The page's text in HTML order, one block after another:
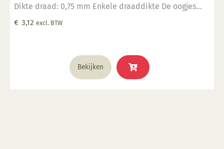
Dikte draad: 0,75 mm Enkele draaddikte De oogjes
zijn hittebestendig tot 1400°C Geschikt om in klei te
€ 3,12 excl. BTW
Bekijken